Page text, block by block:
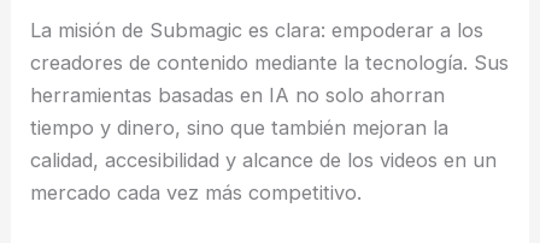
La misión de Submagic es clara: empoderar a los
creadores de contenido mediante la tecnología. Sus
herramientas basadas en IA no solo ahorran
tiempo y dinero, sino que también mejoran la
calidad, accesibilidad y alcance de los videos en un
mercado cada vez más competitivo.